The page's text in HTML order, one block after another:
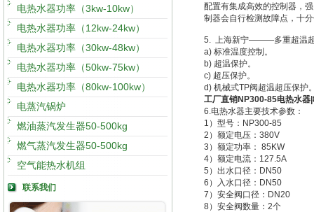
电热水器功率（3kw-10kw）
电热水器功率（12kw-24kw）
电热水器功率（30kw-48kw）
电热水器功率（50kw-75kw）
电热水器功率（80kw-100kw）
电蒸汽锅炉
燃油蒸汽发生器50-500kg
燃气蒸汽发生器50-500kg
空气能热水机组
联系我们
配置有集成高效的控制器，
制器会自行检测故障点，十
5. 上海新宁———多重超温
a) 标准温度控制。
b) 超温保护。
c) 超压保护。
d) 机械式TP阀超温超压保护
工厂直销NP300-85电热水器
6.电热水器主要技术参数：
1）型号：NP300-85
2）额定电压：380V
3）额定功率： 85KW
4）额定电流：127.5A
5）出水口径：DN50
6）入水口径：DN50
7）安全阀口径：DN20
8）安全阀数量：2个